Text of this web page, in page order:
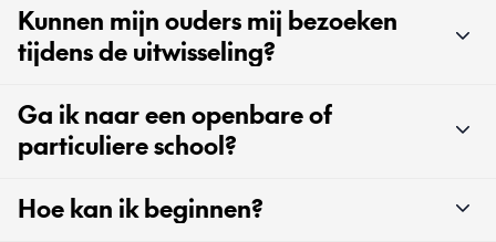
Kunnen mijn ouders mij bezoeken
tijdens de uitwisseling?
Ga ik naar een openbare of
particuliere school?
Hoe kan ik beginnen?